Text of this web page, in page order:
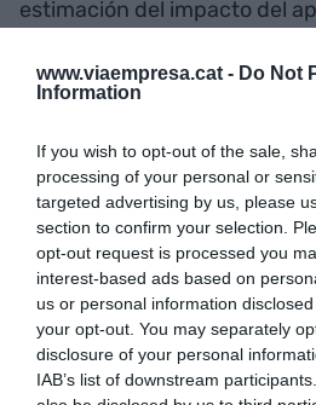
www.viaempresa.cat - Do Not
Information
If you wish to opt-out of the sale,
processing of your personal or
targeted advertising by us, please
section to confirm your selection.
opt-out request is processed you
interest-based ads based on
us or personal information
your opt-out. You may separately
disclosure of your personal
IAB’s list of downstream
estimación del impacto del
empresarial
ha hecho una
del impacto del
tejido
Ahora bien, empresa a